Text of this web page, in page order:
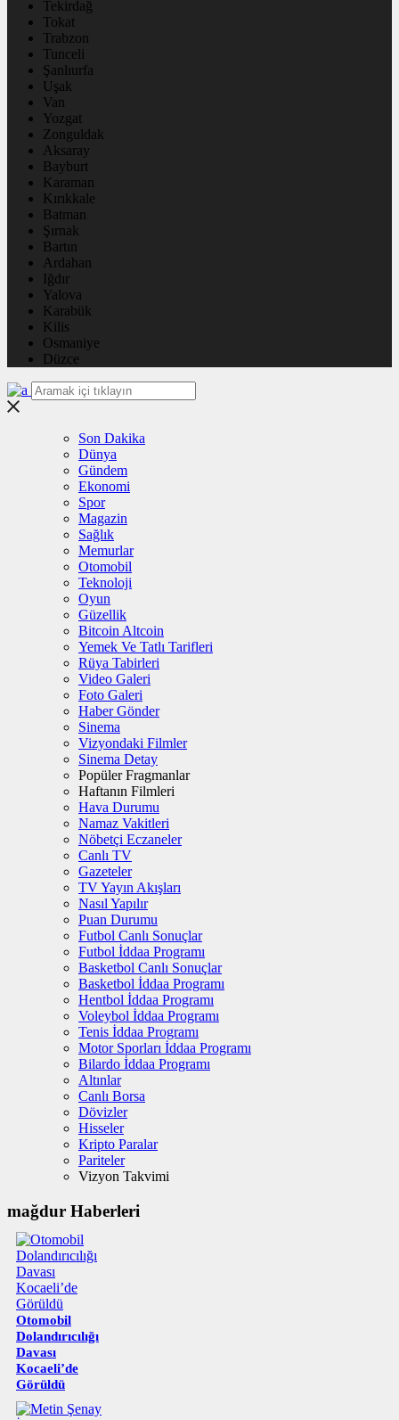
Tekirdağ
Tokat
Trabzon
Tunceli
Şanlıurfa
Uşak
Van
Yozgat
Zonguldak
Aksaray
Bayburt
Karaman
Kırıkkale
Batman
Şırnak
Bartın
Ardahan
Iğdır
Yalova
Karabük
Kilis
Osmaniye
Düzce
Son Dakika
Dünya
Gündem
Ekonomi
Spor
Magazin
Sağlık
Memurlar
Otomobil
Teknoloji
Oyun
Güzellik
Bitcoin Altcoin
Yemek Ve Tatlı Tarifleri
Rüya Tabirleri
Video Galeri
Foto Galeri
Haber Gönder
Sinema
Vizyondaki Filmler
Sinema Detay
Popüler Fragmanlar
Haftanın Filmleri
Hava Durumu
Namaz Vakitleri
Nöbetçi Eczaneler
Canlı TV
Gazeteler
TV Yayın Akışları
Nasıl Yapılır
Puan Durumu
Futbol Canlı Sonuçlar
Futbol İddaa Programı
Basketbol Canlı Sonuçlar
Basketbol İddaa Programı
Hentbol İddaa Programı
Voleybol İddaa Programı
Tenis İddaa Programı
Motor Sporları İddaa Programı
Bilardo İddaa Programı
Altınlar
Canlı Borsa
Dövizler
Hisseler
Kripto Paralar
Pariteler
Vizyon Takvimi
mağdur Haberleri
Otomobil
Dolandırıcılığı
Davası
Kocaeli’de
Görüldü